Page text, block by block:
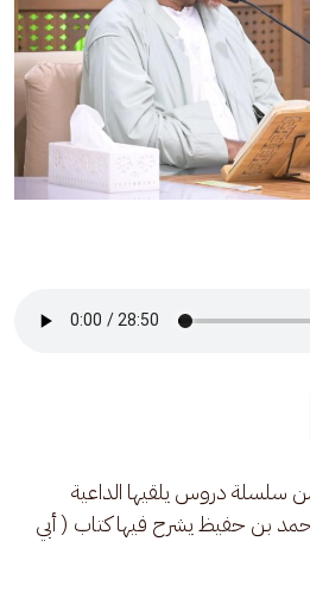
سلسلة دروس يلقيها الداعية
بن حفيظ يشرح فيها كتاب ( أبي